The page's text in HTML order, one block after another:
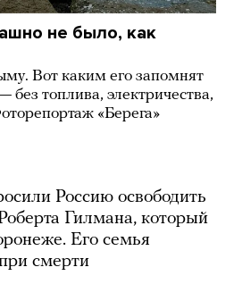
не было, как
Вот каким его запомнят
без топлива, электричества,
«Берега»
Россию освободить
Гилмана, который
Его семья
смерти